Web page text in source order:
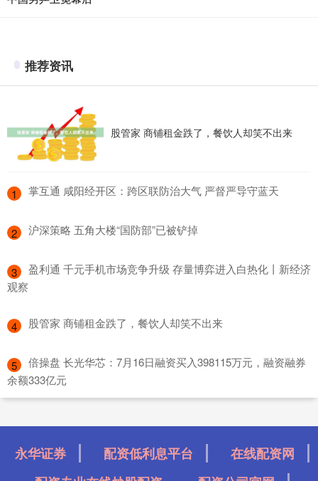
推荐资讯
股管家 商铺租金跌了，餐饮人却笑不出来
1 ​掌互通 咸阳经开区：跨区联防治大气 严督严导守蓝天
2 ​沪深策略 五角大楼“国防部”已被铲掉
3
​盈利通 千元手机市场竞争升级 存量博弈进入白热化丨新经济
观察
4 ​股管家 商铺租金跌了，餐饮人却笑不出来
5
​倍操盘 长光华芯：7月16日融资买入398115万元，融资融券
余额333亿元
永华证券 配资低利息平台
在线配资网